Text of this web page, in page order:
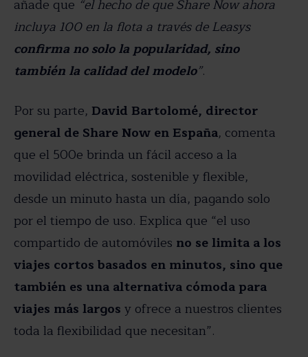
añade que “el hecho de que Share Now ahora
incluya 100 en la flota a través de Leasys
confirma no solo la popularidad, sino
también la calidad del modelo”.
Por su parte, David Bartolomé, director
general de Share Now en España, comenta
que el 500e brinda un fácil acceso a la
movilidad eléctrica, sostenible y flexible,
desde un minuto hasta un día, pagando solo
por el tiempo de uso. Explica que “el uso
compartido de automóviles no se limita a los
viajes cortos basados ​​en minutos, sino que
también es una alternativa cómoda para
viajes más largos y ofrece a nuestros clientes
toda la flexibilidad que necesitan”.